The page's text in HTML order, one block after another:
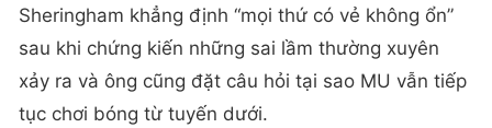
Sheringham khẳng định “mọi thứ có vẻ không ổn”
sau khi chứng kiến những sai lầm thường xuyên
xảy ra và ông cũng đặt câu hỏi tại sao MU vẫn tiếp
tục chơi bóng từ tuyến dưới.